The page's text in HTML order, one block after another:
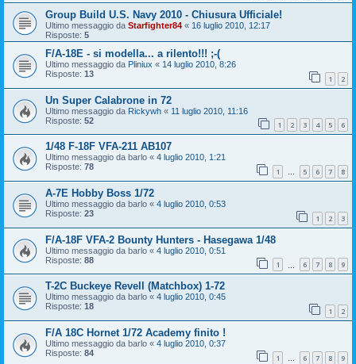
Group Build U.S. Navy 2010 - Chiusura Ufficiale!
Ultimo messaggio da Starfighter84 « 16 luglio 2010, 12:17
Risposte: 5
F/A-18E - si modella... a rilento!!! ;-(
Ultimo messaggio da Pliniux « 14 luglio 2010, 8:26
Risposte: 13 1 2
Un Super Calabrone in 72
Ultimo messaggio da Rickywh « 11 luglio 2010, 11:16
Risposte: 52 1 2 3 4 5 6
1/48 F-18F VFA-211 AB107
Ultimo messaggio da barlo « 4 luglio 2010, 1:21
Risposte: 78 1 … 5 6 7 8
A-7E Hobby Boss 1/72
Ultimo messaggio da barlo « 4 luglio 2010, 0:53
Risposte: 23 1 2 3
F/A-18F VFA-2 Bounty Hunters - Hasegawa 1/48
Ultimo messaggio da barlo « 4 luglio 2010, 0:51
Risposte: 88 1 6 7 8 9
T-2C Buckeye Revell (Matchbox) 1-72
Ultimo messaggio da barlo « 4 luglio 2010, 0:45
Risposte: 18 1 2
F/A 18C Hornet 1/72 Academy finito !
Ultimo messaggio da barlo « 4 luglio 2010, 0:37
Risposte: 84 1 … 6 7 8 9